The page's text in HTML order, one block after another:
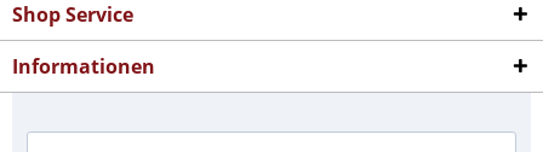
Shop Service
Informationen